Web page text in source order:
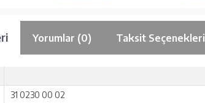
Yorumlar (0) Taksit Seçenekleri
31 0230 00 02